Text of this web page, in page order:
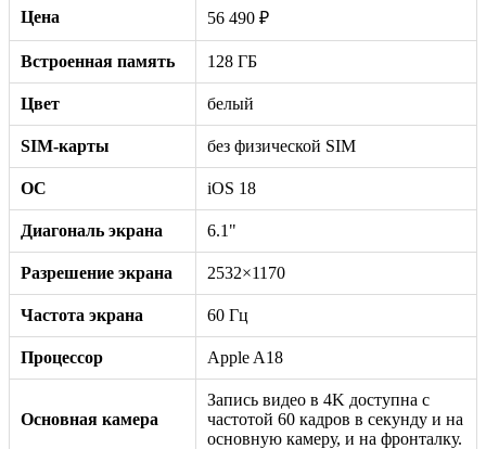
Цена 56 490 ₽
Встроенная память 128 ГБ
Цвет белый
SIM-карты без физической SIM
ОС iOS 18
Диагональ экрана 6.1"
Разрешение экрана 2532×1170
Частота экрана 60 Гц
Процессор Apple A18
Основная камера
Запись видео в 4K доступна с
частотой 60 кадров в секунду и на
основную камеру, и на фронталку.